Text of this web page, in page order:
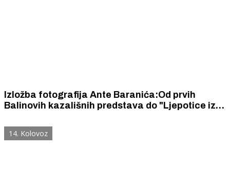
Izložba fotografija Ante Baranića:Od prvih
Balinovih kazališnih predstava do "Ljepotice iz
14. Kolovoz